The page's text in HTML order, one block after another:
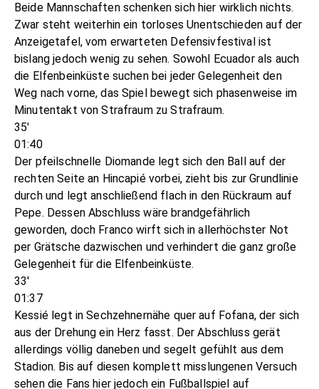
Beide Mannschaften schenken sich hier wirklich nichts.
Zwar steht weiterhin ein torloses Unentschieden auf der
Anzeigetafel, vom erwarteten Defensivfestival ist
bislang jedoch wenig zu sehen. Sowohl Ecuador als auch
die Elfenbeinküste suchen bei jeder Gelegenheit den
Weg nach vorne, das Spiel bewegt sich phasenweise im
Minutentakt von Strafraum zu Strafraum.
35'
01:40
Der pfeilschnelle Diomande legt sich den Ball auf der
rechten Seite an Hincapié vorbei, zieht bis zur Grundlinie
durch und legt anschließend flach in den Rückraum auf
Pepe. Dessen Abschluss wäre brandgefährlich
geworden, doch Franco wirft sich in allerhöchster Not
per Grätsche dazwischen und verhindert die ganz große
Gelegenheit für die Elfenbeinküste.
33'
01:37
Kessié legt in Sechzehnernähe quer auf Fofana, der sich
aus der Drehung ein Herz fasst. Der Abschluss gerät
allerdings völlig daneben und segelt gefühlt aus dem
Stadion. Bis auf diesen komplett misslungenen Versuch
sehen die Fans hier jedoch ein Fußballspiel auf